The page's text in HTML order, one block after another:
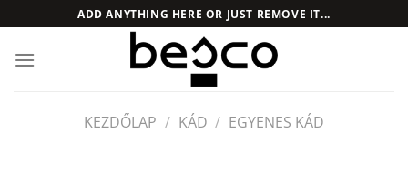
to
content
ADD ANYTHING HERE OR JUST REMOVE IT...
KEZDŐLAP / KÁD / EGYENES KÁD